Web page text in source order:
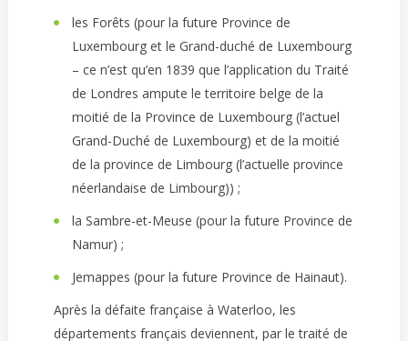
les Forêts (pour la future Province de
Luxembourg et le Grand-duché de Luxembourg
– ce n’est qu’en 1839 que l’application du Traité
de Londres ampute le territoire belge de la
moitié de la Province de Luxembourg (l’actuel
Grand-Duché de Luxembourg) et de la moitié
de la province de Limbourg (l’actuelle province
néerlandaise de Limbourg)) ;
la Sambre-et-Meuse (pour la future Province de
Namur) ;
Jemappes (pour la future Province de Hainaut).
Après la défaite française à Waterloo, les
départements français deviennent, par le traité de